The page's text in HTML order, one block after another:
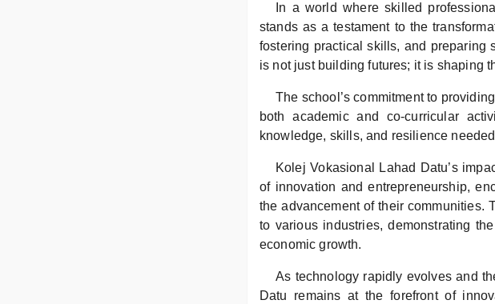
In a world where skilled
stands as a testament to the
fostering practical skills, and preparing
is not just building futures; it is shaping
The school’s commitment to
both academic and co-curricular
knowledge, skills, and resilience
Kolej Vokasional Lahad Datu’s
of innovation and entrepreneurship,
the advancement of their communities.
to various industries, demonstrating
economic growth.
As technology rapidly evolves and
Datu remains at the forefront of